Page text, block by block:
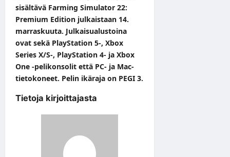
sisältävä Farming Simulator 22:
Premium Edition julkaistaan 14.
marraskuuta. Julkaisualustoina
ovat sekä PlayStation 5-, Xbox
Series X/S-, PlayStation 4- ja Xbox
One -pelikonsolit että PC- ja Mac-
tietokoneet. Pelin ikäraja on PEGI 3.
Tietoja kirjoittajasta